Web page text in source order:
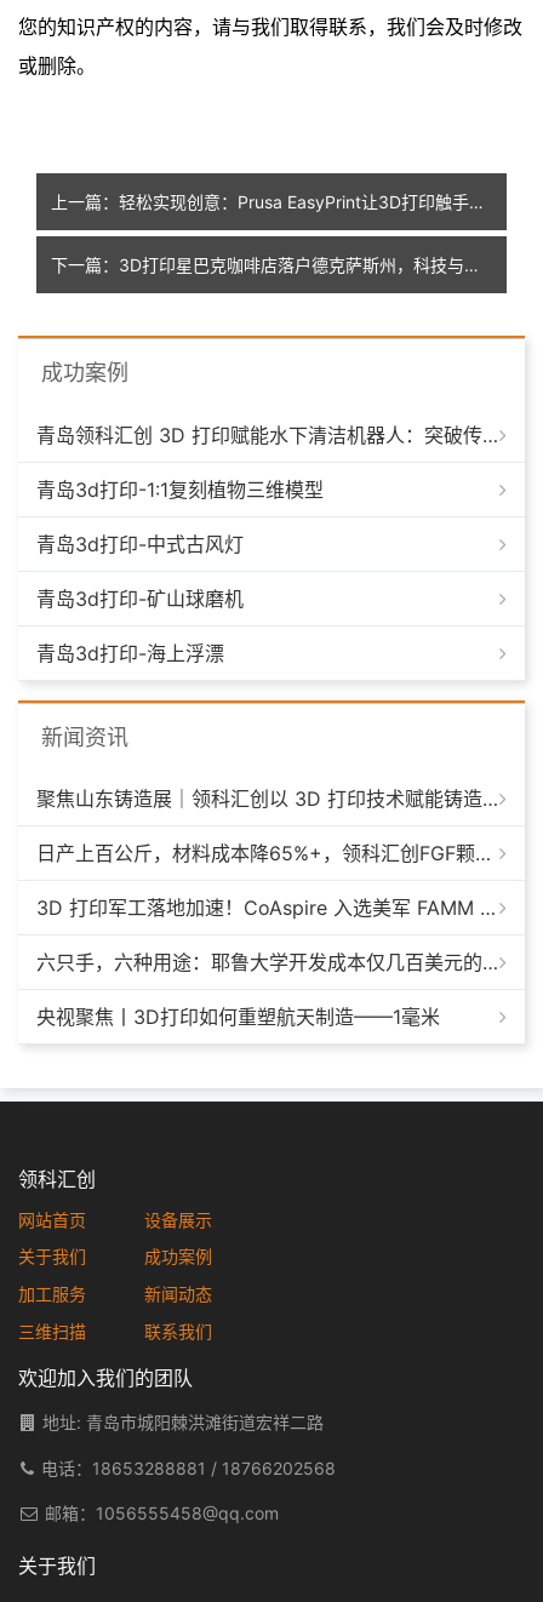
您的知识产权的内容，请与我们取得联系，我们会及时修改
或删除。
上一篇：轻松实现创意：Prusa EasyPrint让3D打印触手可及，用手机实现模型切片
下一篇：3D打印星巴克咖啡店落户德克萨斯州，科技与建筑的完美融合
成功案例
青岛领科汇创 3D 打印赋能水下清洁机器人：突破传统制造，深耕海洋智能装备新场景
青岛3d打印-1:1复刻植物三维模型
青岛3d打印-中式古风灯
青岛3d打印-矿山球磨机
青岛3d打印-海上浮漂
新闻资讯
聚焦山东铸造展｜领科汇创以 3D 打印技术赋能铸造模具革新
日产上百公斤，材料成本降65%+，领科汇创FGF颗粒料3D打印机
3D 打印军工落地加速！CoAspire 入选美军 FAMM 导弹项目，RAACM 巡航导弹依托增材制造推进量产
六只手，六种用途：耶鲁大学开发成本仅几百美元的3D打印多功能假肢套装
央视聚焦丨3D打印如何重塑航天制造——1毫米
领科汇创
网站首页
关于我们
加工服务
三维扫描
设备展示
成功案例
新闻动态
联系我们
欢迎加入我们的团队
地址: 青岛市城阳棘洪滩街道宏祥二路
电话： 18653288881 / 18766202568
邮箱： 1056555458@qq.com
关于我们